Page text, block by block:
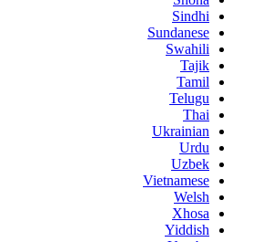
Sindhi
Sundanese
Swahili
Tajik
Tamil
Telugu
Thai
Ukrainian
Urdu
Uzbek
Vietnamese
Welsh
Xhosa
Yiddish